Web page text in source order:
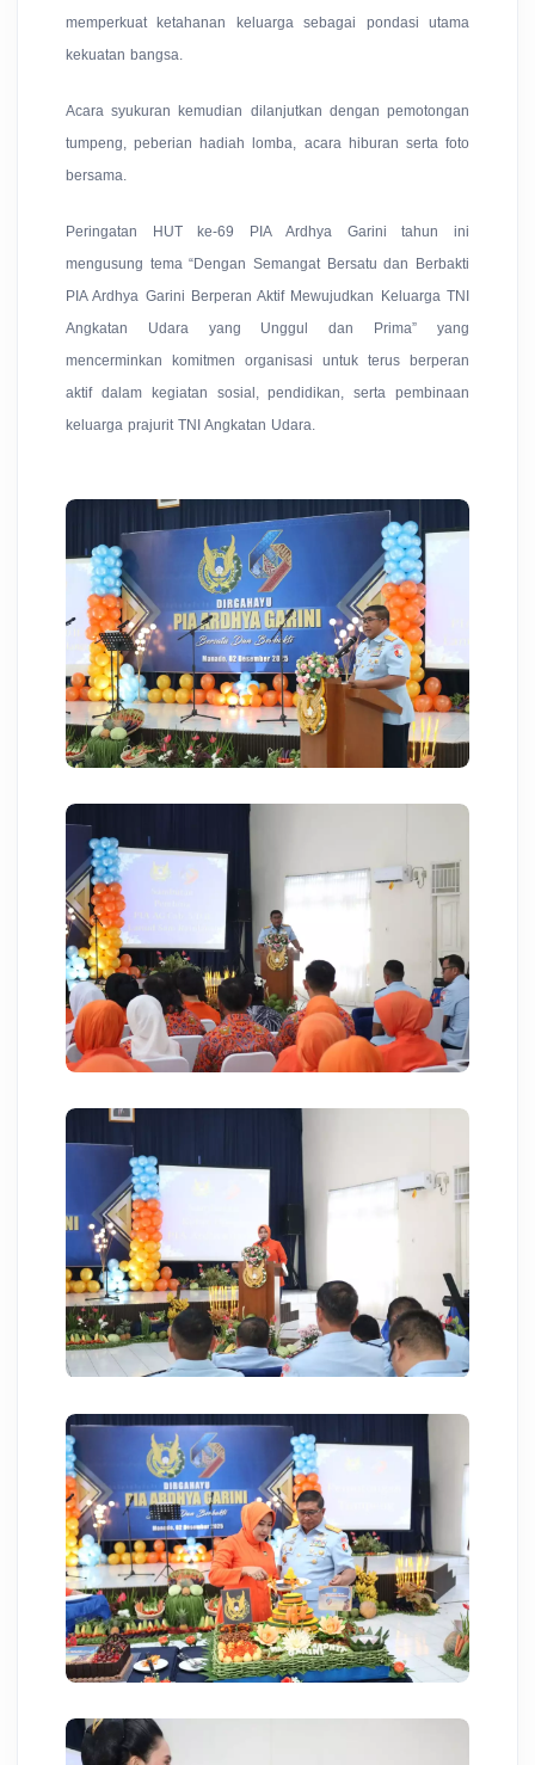
memperkuat ketahanan keluarga sebagai pondasi utama
kekuatan bangsa.
Acara syukuran kemudian dilanjutkan dengan pemotongan
tumpeng, peberian hadiah lomba, acara hiburan serta foto
bersama.
Peringatan HUT ke-69 PIA Ardhya Garini tahun ini
mengusung tema “Dengan Semangat Bersatu dan Berbakti
PIA Ardhya Garini Berperan Aktif Mewujudkan Keluarga TNI
Angkatan Udara yang Unggul dan Prima” yang
mencerminkan komitmen organisasi untuk terus berperan
aktif dalam kegiatan sosial, pendidikan, serta pembinaan
keluarga prajurit TNI Angkatan Udara.